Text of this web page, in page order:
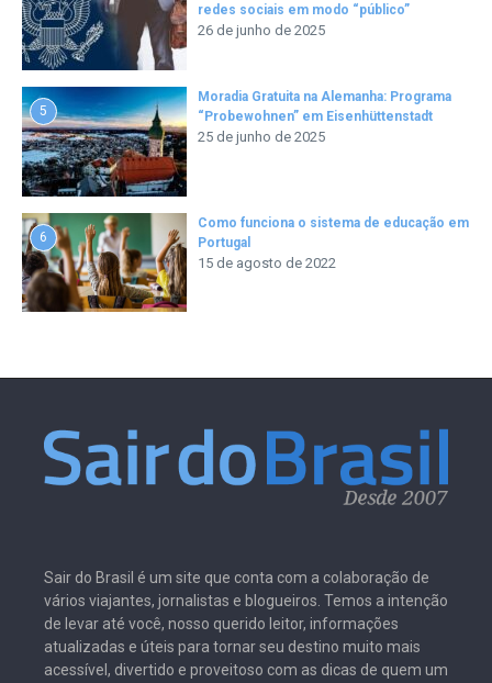
redes sociais em modo “público”
26 de junho de 2025
5
Moradia Gratuita na Alemanha: Programa
“Probewohnen” em Eisenhüttenstadt
25 de junho de 2025
6
Como funciona o sistema de educação em
Portugal
15 de agosto de 2022
Sair do Brasil é um site que conta com a colaboração de
vários viajantes, jornalistas e blogueiros. Temos a intenção
de levar até você, nosso querido leitor, informações
atualizadas e úteis para tornar seu destino muito mais
acessível, divertido e proveitoso com as dicas de quem um